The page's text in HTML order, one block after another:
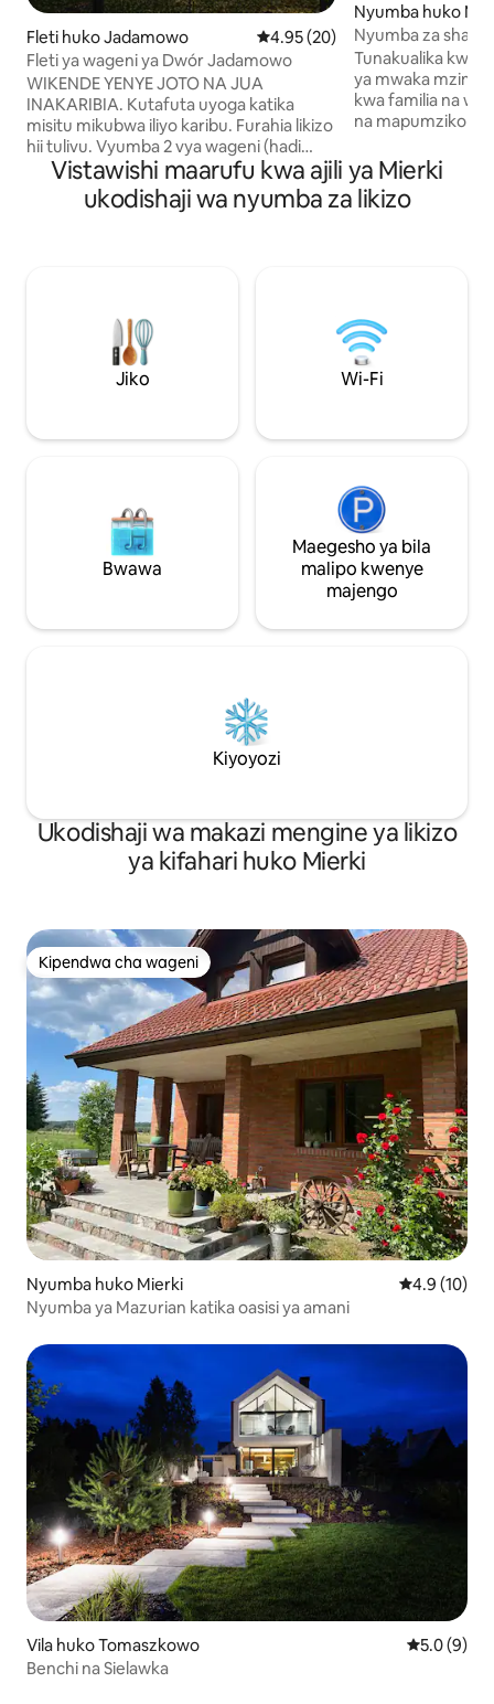
Fleti huko Jadamowo Ukadiriaji wa wastani wa 4.95
4.95 (20)
Fleti ya wageni ya Dwór Jadamowo
WIKENDE YENYE JOTO NA JUA
INAKARIBIA. Kutafuta uyoga katika
misitu mikubwa iliyo karibu. Furahia likizo
hii tulivu. Vyumba 2 vya wageni (hadi
wageni wanne) katika sehemu ya wageni
ya nyumba ya zamani ya jengo la kifahari
kwenye Ziwa Mielno. Bafu la kisasa.
umbali wa dakika 5 na unaweza
kutembea kwenda huko kwenye
barabara ya mawe. Km 179 kutoka Ikulu
ya Kifalme huko Warsaw kaskazini
Nyumba huko
Nyumba za
Tunakualika
ya mwaka mzima
kwa familia na
na mapumziko
binafsi karibu na
ya ukaaji),
nyama, uwanja
miaka 8-12 na 13-
uwanja wa risasi
malengo tendaji.
Vistawishi maarufu kwa ajili ya Mierki
ukodishaji wa nyumba za likizo
Jiko Wi-Fi
Bwawa
Maegesho ya bila
malipo kwenye
majengo
Kiyoyozi
Ukodishaji wa makazi mengine ya likizo
ya kifahari huko Mierki
Kipendwa cha wageni
Kipendwa cha wageni
Nyumba huko Mierki Ukadiriaji
4.9 (10)
Nyumba ya Mazurian katika oasisi ya amani
Vila huko Tomaszkowo Ukadiriaji
5.0 (9)
Benchi na Sielawka